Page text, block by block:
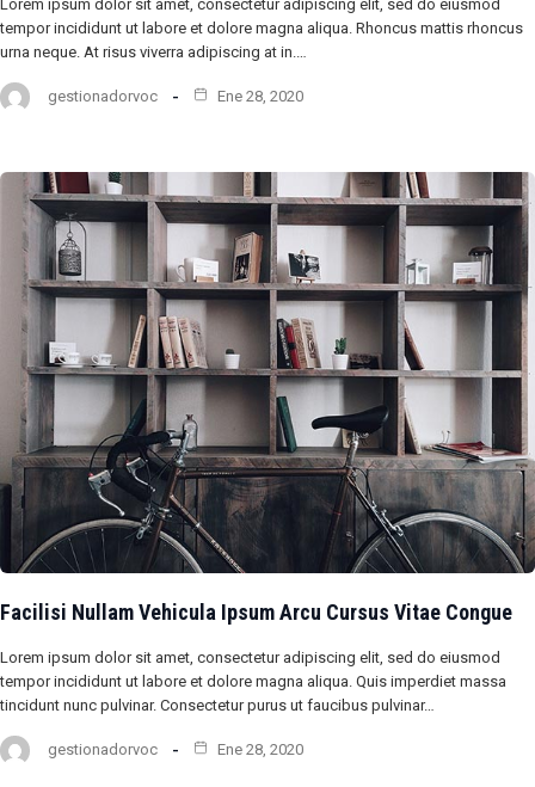
Lorem ipsum dolor sit amet, consectetur adipiscing elit, sed do eiusmod
tempor incididunt ut labore et dolore magna aliqua. Rhoncus mattis rhoncus
urna neque. At risus viverra adipiscing at in.…
gestionadorvoc Ene 28, 2020
Facilisi Nullam Vehicula Ipsum Arcu Cursus Vitae Congue
Lorem ipsum dolor sit amet, consectetur adipiscing elit, sed do eiusmod
tempor incididunt ut labore et dolore magna aliqua. Quis imperdiet massa
tincidunt nunc pulvinar. Consectetur purus ut faucibus pulvinar…
gestionadorvoc Ene 28, 2020